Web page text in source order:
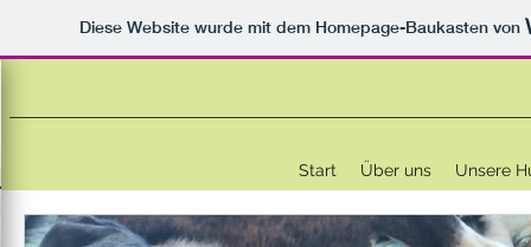
Diese Website wurde mit dem Homepage-Baukasten von
Start Über uns Unsere